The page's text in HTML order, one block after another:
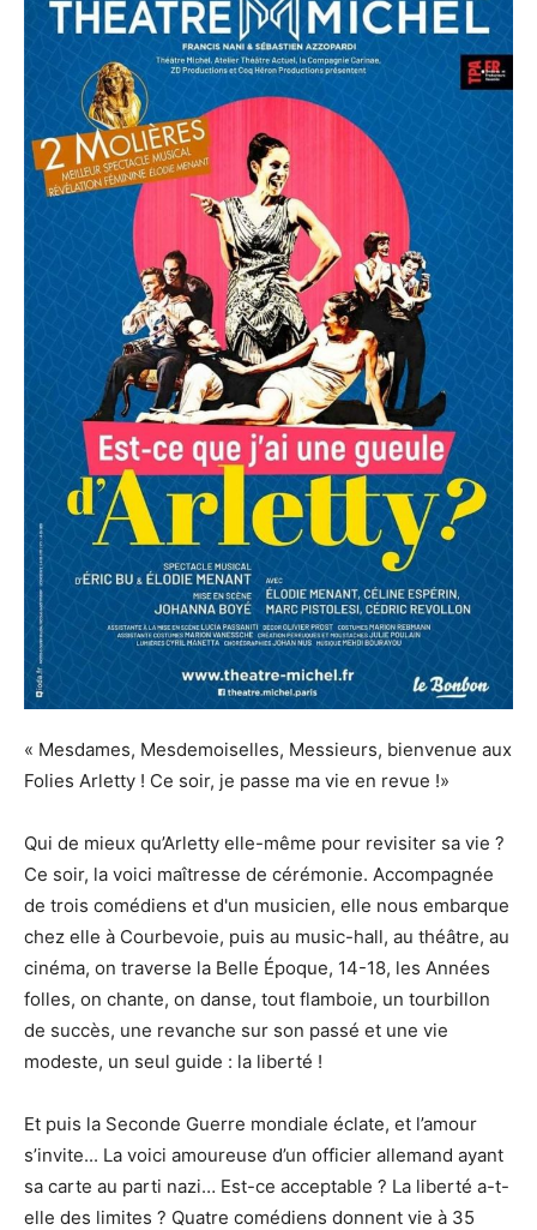
« Mesdames, Mesdemoiselles, Messieurs, bienvenue aux
Folies Arletty ! Ce soir, je passe ma vie en revue !»
Qui de mieux qu’Arletty elle-même pour revisiter sa vie ?
Ce soir, la voici maîtresse de cérémonie. Accompagnée
de trois comédiens et d'un musicien, elle nous embarque
chez elle à Courbevoie, puis au music-hall, au théâtre, au
cinéma, on traverse la Belle Époque, 14-18, les Années
folles, on chante, on danse, tout flamboie, un tourbillon
de succès, une revanche sur son passé et une vie
modeste, un seul guide : la liberté !
Et puis la Seconde Guerre mondiale éclate, et l’amour
s’invite... La voici amoureuse d’un officier allemand ayant
sa carte au parti nazi… Est-ce acceptable ? La liberté a-t-
elle des limites ? Quatre comédiens donnent vie à 35